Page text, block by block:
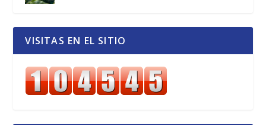
VISITAS EN EL SITIO